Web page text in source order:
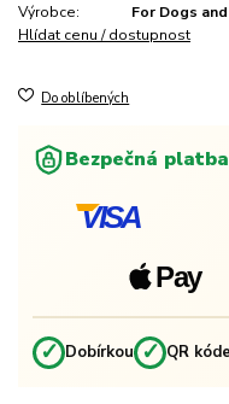
Výrobce:
For Dogs
Hlídat cenu / dostupnost
Do oblíbených
Bezpečná
VISA
Pay
✓ Dobírkou ✓ QR